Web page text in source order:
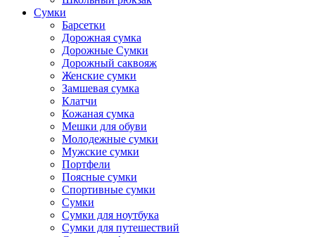
Сумки
Барсетки
Дорожная сумка
Дорожные Сумки
Дорожный саквояж
Женские сумки
Замшевая сумка
Клатчи
Кожаная сумка
Мешки для обуви
Молодежные сумки
Мужские сумки
Портфели
Поясные сумки
Спортивные сумки
Сумки
Сумки для ноутбука
Сумки для путешествий